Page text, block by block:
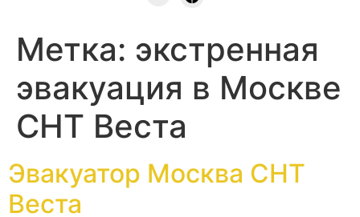
Метка: экстренная
эвакуация в Москве
СНТ Веста
Эвакуатор Москва СНТ
Веста